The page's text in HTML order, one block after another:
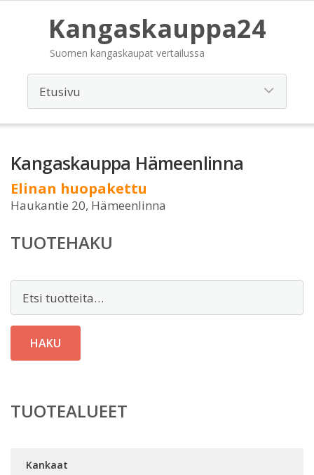
Kangaskauppa24
Suomen kangaskaupat vertailussa
Kangaskauppa Hämeenlinna
Elinan huopakettu
Haukantie 20, Hämeenlinna
TUOTEHAKU
HAKU
TUOTEALUEET
Kankaat